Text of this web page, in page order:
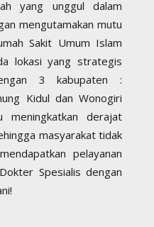
yang unggul dalam
mengutamakan mutu
Sakit Umum Islam
lokasi yang strategis
3 kabupaten :
Kidul dan Wonogiri
meningkatkan derajat
masyarakat tidak
pelayanan
Spesialis dengan